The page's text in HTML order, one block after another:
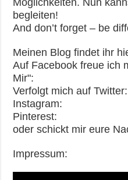
Möglichkeiten. Nun
begleiten!
And don’t forget – be
Meinen Blog findet ihr
Auf Facebook freue ich
Mir":
Verfolgt mich auf Twitter:
Instagram:
Pinterest:
oder schickt mir eure
Impressum: